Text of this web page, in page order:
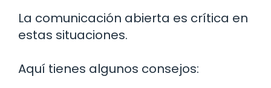
La comunicación abierta es crítica en
estas situaciones.
Aquí tienes algunos consejos: